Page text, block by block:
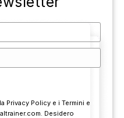
Privacy Policy e iTermini e
Desidero